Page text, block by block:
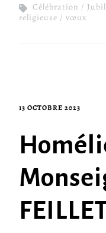
Célébration
religieuse
vœux
13 OCTOBRE 2023